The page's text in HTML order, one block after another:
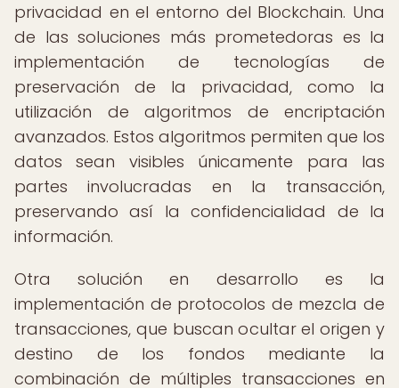
privacidad en el entorno del Blockchain. Una
de las soluciones más prometedoras es la
implementación de tecnologías de
preservación de la privacidad, como la
utilización de algoritmos de encriptación
avanzados. Estos algoritmos permiten que los
datos sean visibles únicamente para las
partes involucradas en la transacción,
preservando así la confidencialidad de la
información.
Otra solución en desarrollo es la
implementación de protocolos de mezcla de
transacciones, que buscan ocultar el origen y
destino de los fondos mediante la
combinación de múltiples transacciones en